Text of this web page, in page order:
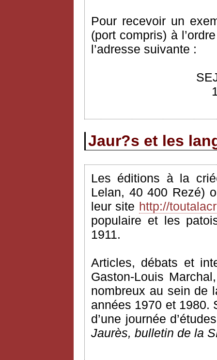
Pour recevoir un
(port compris) à
l’adresse suivante :
Jaur?s et les
Les éditions à la
Lelan, 40 400 Rezé)
leur site http://
populaire et les
1911.
Articles, débats et
Gaston-Louis
nombreux au sein de
années 1970 et 1980.
d’une journée
Jaurès, bulletin de la